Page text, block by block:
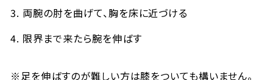
両腕の肘を曲げて、胸を床に近づける
限界まで来たら腕を伸ばす
※足を伸ばすのが難しい方は膝をついても構いません。